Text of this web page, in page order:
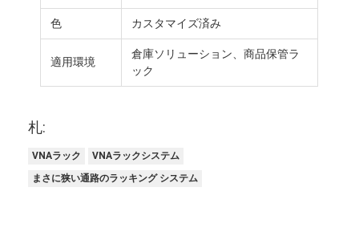
色 カスタマイズ済み
適用環境
倉庫ソリューション、商品保管ラ
ック
札:
VNAラック
VNAラックシステム
まさに狭い通路のラッキング システム